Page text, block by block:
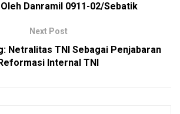
Danramil 0911-02/Sebatik
Next Post
Netralitas TNI Sebagai Penjabaran
Reformasi Internal TNI